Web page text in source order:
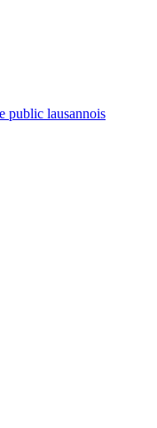
public lausannois